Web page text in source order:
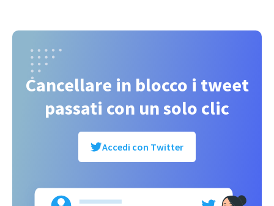
Cancellare in blocco i tweet
passati con un solo clic
Accedi con Twitter